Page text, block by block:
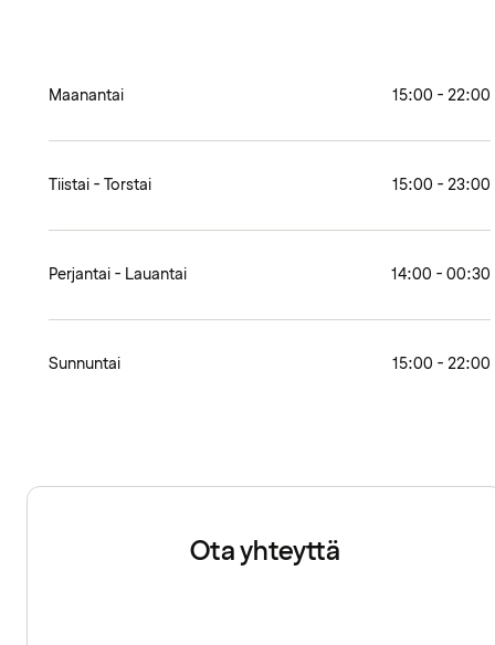
Maanantai 15:00 - 22:00
Tiistai - Torstai 15:00 - 23:00
Perjantai - Lauantai 14:00 - 00:30
Sunnuntai 15:00 - 22:00
Ota yhteyttä